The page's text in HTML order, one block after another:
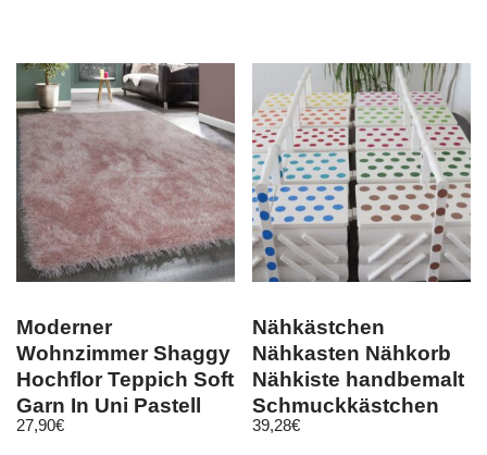
Moderner
Wohnzimmer Shaggy
Hochflor Teppich Soft
Garn In Uni Pastell
Rosa
27,90€
Nähkästchen
Nähkasten Nähkorb
Nähkiste handbemalt
Schmuckkästchen
Holz NEU groß
39,28€